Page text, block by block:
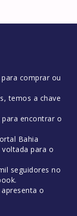
comprar ou
temos a chave
encontrar o
Bahia
para o
seguidores no
o